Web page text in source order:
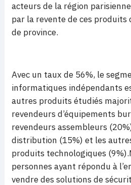
acteurs de la région
par la revente de ces produits
de province.
Avec un taux de 56%, le
informatiques indépendants
autres produits étudiés
revendeurs d’équipements
revendeurs assembleurs
distribution (15%) et les
produits technologiques
personnes ayant répondu à
vendre des solutions de